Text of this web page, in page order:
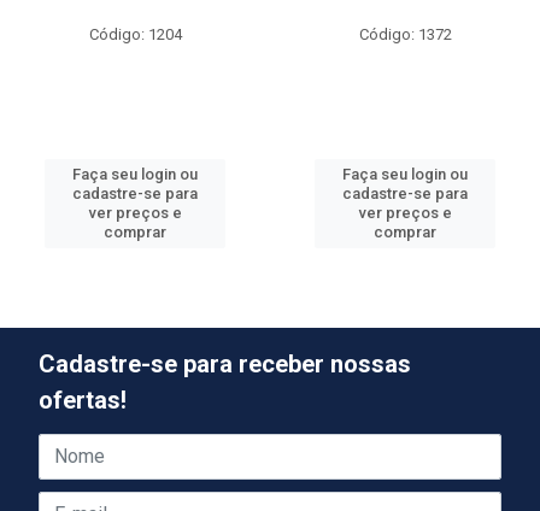
Código: 1204
Faça seu login ou
cadastre-se para
ver preços e
comprar
Código: 1372
Faça seu login ou
cadastre-se para
ver preços e
comprar
Cadastre-se para receber nossas
ofertas!